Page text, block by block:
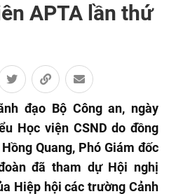
APTA lần thứ
đạo Bộ Công an, ngày
Học viện CSND do đồng
Quang, Phó Giám đốc
đã tham dự Hội nghị
Hiệp hội các trường Cảnh